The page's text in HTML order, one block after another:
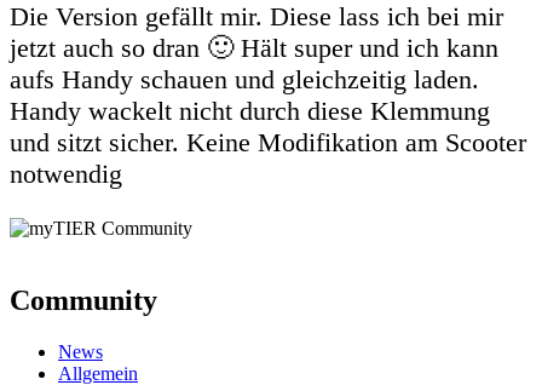
Die Version gefällt mir. Diese lass ich bei mir
jetzt auch so dran 🙂 Hält super und ich kann
aufs Handy schauen und gleichzeitig laden.
Handy wackelt nicht durch diese Klemmung
und sitzt sicher. Keine Modifikation am Scooter
notwendig
Community
News
Allgemein